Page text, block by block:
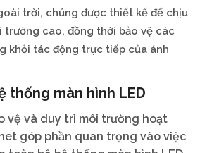
trời, chúng được thiết kế để chịu
trường cao, đồng thời bảo vệ các
khỏi tác động trực tiếp của ánh
thống màn hình LED
vệ và duy trì môi trường hoạt
góp phần quan trọng vào việc